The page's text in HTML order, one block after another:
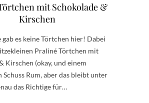
mit Schokolade &
Kirschen
gab es keine Törtchen hier! Dabei
Praliné Törtchen mit
Kirschen (okay, und einem
Rum, aber das bleibt unter
das Richtige für…